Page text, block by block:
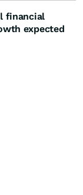
financial
expected